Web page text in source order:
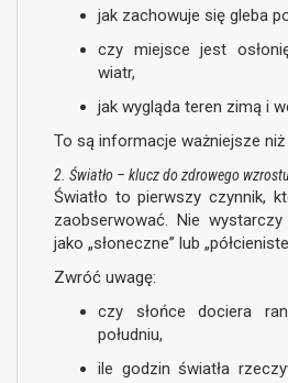
jak zachowuje się gleba
czy miejsce jest
wiatr,
jak wygląda teren zimą i
To są informacje ważniejsze
2. Światło – klucz do zdrowego
Światło to pierwszy czynnik,
zaobserwować. Nie
jako „słoneczne” lub
Zwróć uwagę:
czy słońce dociera
południu,
ile godzin światła